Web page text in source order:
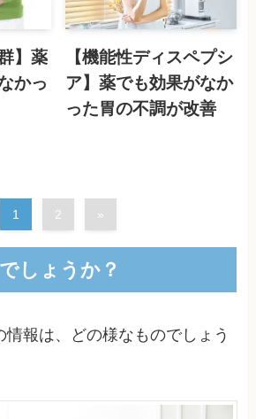
】薬
かっ
【機能性ディスペプシ
ア】薬でも効果がなか
った胃の不調が改善
1 2 »
しょうか？
情報は、どの様なものでしょう